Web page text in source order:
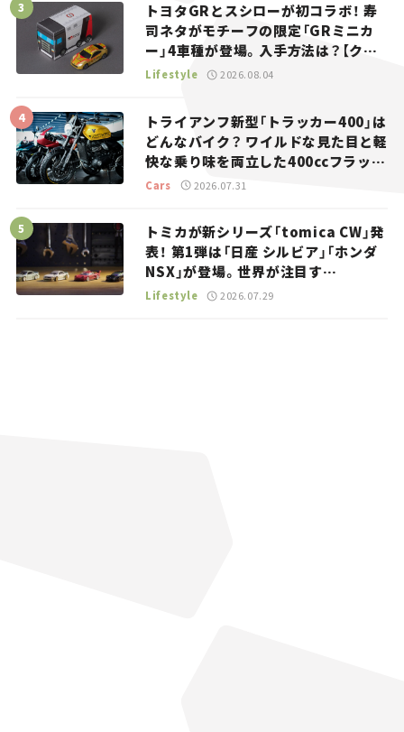
トヨタGRとスシローが初コラボ！ 寿
司ネタがモチーフの限定「GRミニカ
ー」4車種が登場。入手方法は？【クル
マとホビー】
Lifestyle 2026.08.04
トライアンフ新型「トラッカー400」は
どんなバイク？ ワイルドな見た目と軽
快な乗り味を両立した400ccフラット
トラッカー【試乗レビュー】
Cars 2026.07.31
トミカが新シリーズ「tomica CW」発
表！ 第1弾は「日産 シルビア」「ホンダ
NSX」が登場。世界が注目す
る“JDM”に焦点【クルマとホビー】
Lifestyle 2026.07.29